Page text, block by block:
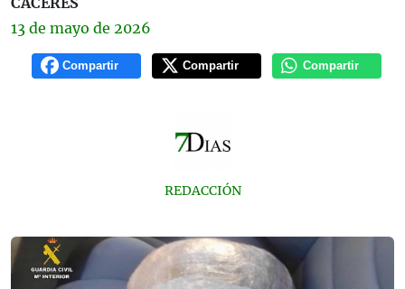
13 de mayo de 2026
Compartir Compartir Compartir
REDACCIÓN